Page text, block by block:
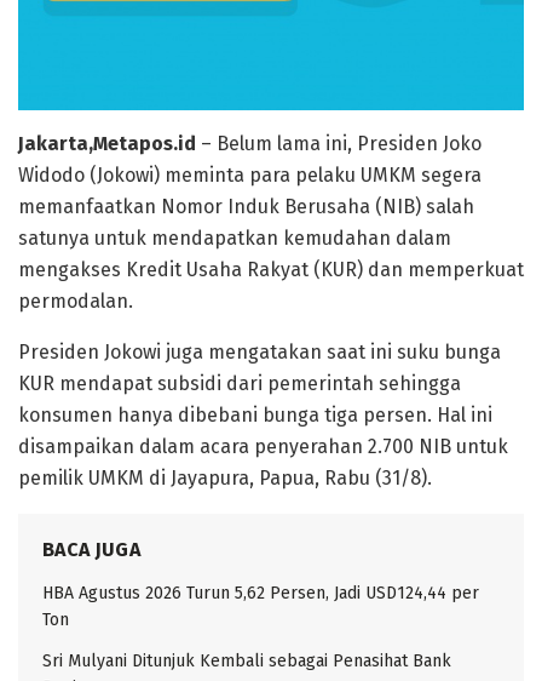
Jakarta,Metapos.id – Belum lama ini, Presiden Joko
Widodo (Jokowi) meminta para pelaku UMKM segera
memanfaatkan Nomor Induk Berusaha (NIB) salah
satunya untuk mendapatkan kemudahan dalam
mengakses Kredit Usaha Rakyat (KUR) dan memperkuat
permodalan.
Presiden Jokowi juga mengatakan saat ini suku bunga
KUR mendapat subsidi dari pemerintah sehingga
konsumen hanya dibebani bunga tiga persen. Hal ini
disampaikan dalam acara penyerahan 2.700 NIB untuk
pemilik UMKM di Jayapura, Papua, Rabu (31/8).
BACA JUGA
HBA Agustus 2026 Turun 5,62 Persen, Jadi USD124,44 per
Ton
Sri Mulyani Ditunjuk Kembali sebagai Penasihat Bank